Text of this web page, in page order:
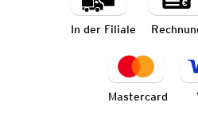
In der Filiale
Mastercard